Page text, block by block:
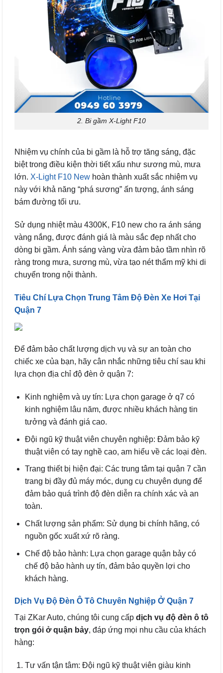
2. Bi gầm X-Light F10
Nhiệm vụ chính của bi gầm là hỗ trợ tăng sáng, đặc
biệt trong điều kiện thời tiết xấu như sương mù, mưa
lớn. X-Light F10 New hoàn thành xuất sắc nhiệm vụ
này với khả năng “phá sương” ấn tượng, ánh sáng
bám đường tối ưu.
Sử dụng nhiệt màu 4300K, F10 new cho ra ánh sáng
vàng nắng, được đánh giá là màu sắc đẹp nhất cho
dòng bi gầm. Ánh sáng vàng vừa đảm bảo tầm nhìn rõ
ràng trong mưa, sương mù, vừa tạo nét thẩm mỹ khi di
chuyển trong nội thành.
Tiêu Chí Lựa Chọn Trung Tâm Độ Đèn Xe Hơi Tại
Quận 7
Để đảm bảo chất lượng dịch vụ và sự an toàn cho
chiếc xe của bạn, hãy cân nhắc những tiêu chí sau khi
lựa chọn địa chỉ độ đèn ở quận 7:
Kinh nghiệm và uy tín: Lựa chọn garage ở q7 có
kinh nghiệm lâu năm, được nhiều khách hàng tin
tưởng và đánh giá cao.
Đội ngũ kỹ thuật viên chuyên nghiệp: Đảm bảo kỹ
thuật viên có tay nghề cao, am hiểu về các loại đèn.
Trang thiết bị hiện đại: Các trung tâm tại quận 7 cần
trang bị đầy đủ máy móc, dụng cụ chuyên dụng để
đảm bảo quá trình độ đèn diễn ra chính xác và an
toàn.
Chất lượng sản phẩm: Sử dụng bi chính hãng, có
nguồn gốc xuất xứ rõ ràng.
Chế độ bảo hành: Lựa chọn garage quận bảy có
chế độ bảo hành uy tín, đảm bảo quyền lợi cho
khách hàng.
Dịch Vụ Độ Đèn Ô Tô Chuyên Nghiệp Ở Quận 7
Tại ZKar Auto, chúng tôi cung cấp dịch vụ độ đèn ô tô
trọn gói ở quận bảy, đáp ứng mọi nhu cầu của khách
hàng:
Tư vấn tận tâm: Đội ngũ kỹ thuật viên giàu kinh